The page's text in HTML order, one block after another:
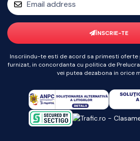
ÎNSCRIE-TE
Inscriindu-te esti de acord sa primesti oferte
furnizat, in concordanta cu politica de
vei putea dezabona in orice